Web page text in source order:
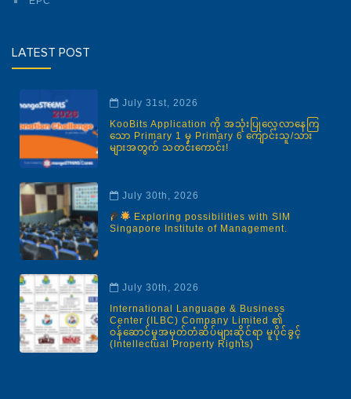
LATEST POST
July 31st, 2026
KooBits Application ကို အသုံးပြုလေ့လာနေကြ
သော Primary 1 မှ Primary 6 ကျောင်းသူ/သား
များအတွက် သတင်းကောင်း!
July 30th, 2026
Exploring possibilities with SIM
Singapore Institute of Management.
July 30th, 2026
International Language & Business
Center (ILBC) Company Limited ၏
ဝန်ဆောင်မှုအမှတ်တံဆိပ်များဆိုင်ရာ မူပိုင်ခွင့်
(Intellectual Property Rights)